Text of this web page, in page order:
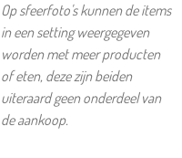
Op sfeerfoto's kunnen de items
in een setting weergegeven
worden met meer producten
of eten, deze zijn beiden
uiteraard geen onderdeel van
de aankoop.